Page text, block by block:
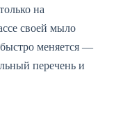
на
своей мыло
быстро меняется —
перечень и